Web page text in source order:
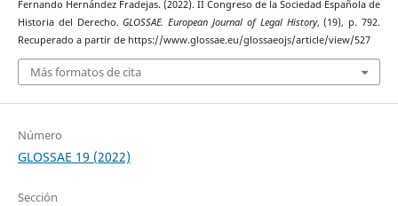
Fernando Hernández Fradejas. (2022). II Congreso de la Sociedad Española de
Historia del Derecho.GLOSSAE. European Journal of Legal History, (19), p. 792.
Recuperado a partir de https://www.glossae.eu/glossaeojs/article/view/527
Más formatos de cita
Número
GLOSSAE 19 (2022)
Sección